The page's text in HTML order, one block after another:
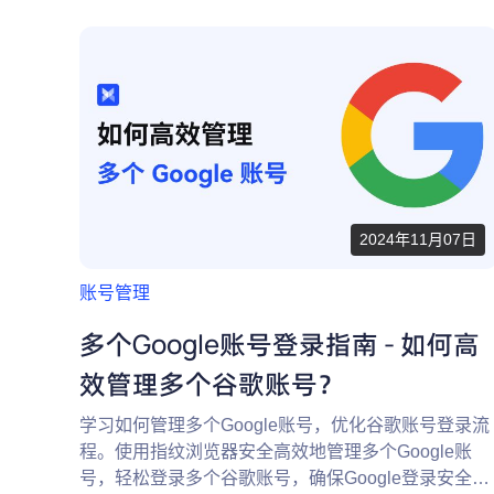
2024年11月07日
账号管理
多个Google账号登录指南 - 如何高
效管理多个谷歌账号？
学习如何管理多个Google账号，优化谷歌账号登录流
程。使用指纹浏览器安全高效地管理多个Google账
号，轻松登录多个谷歌账号，确保Google登录安全性